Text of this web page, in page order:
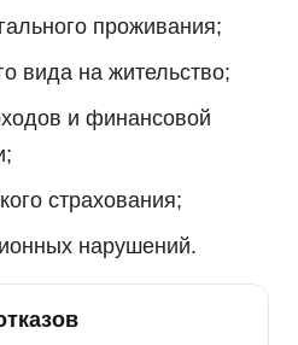
проживания;
вида на жительство;
и финансовой
страхования;
нарушений.